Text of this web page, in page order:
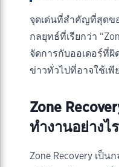
จุดเด่นที่สำคัญที่สุดข
กลยุทธ์ที่เรียกว่า
จัดการกับออเดอร์ที่ผิ
ข่าวทั่วไปที่อาจใช้เพี
Zone
ทำงานอย่างไ
Zone Recovery เป็